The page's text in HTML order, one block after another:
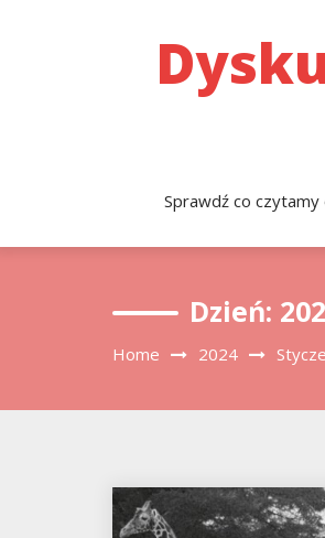
Sprawdź co
Dzień:
Home 2024